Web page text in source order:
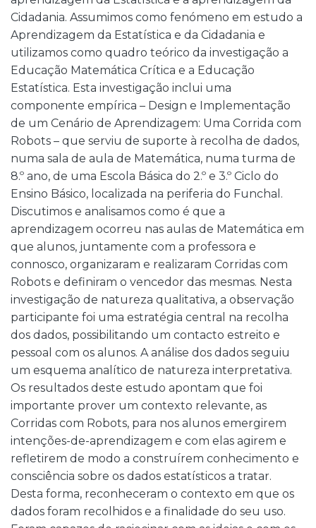
Cidadania. Assumimos como fenómeno em estudo a
Aprendizagem da Estatística e da Cidadania e
utilizamos como quadro teórico da investigação a
Educação Matemática Crítica e a Educação
Estatística. Esta investigação inclui uma
componente empírica – Design e Implementação
de um Cenário de Aprendizagem: Uma Corrida com
Robots – que serviu de suporte à recolha de dados,
numa sala de aula de Matemática, numa turma de
8.º ano, de uma Escola Básica do 2.º e 3.º Ciclo do
Ensino Básico, localizada na periferia do Funchal.
Discutimos e analisamos como é que a
aprendizagem ocorreu nas aulas de Matemática em
que alunos, juntamente com a professora e
connosco, organizaram e realizaram Corridas com
Robots e definiram o vencedor das mesmas. Nesta
investigação de natureza qualitativa, a observação
participante foi uma estratégia central na recolha
dos dados, possibilitando um contacto estreito e
pessoal com os alunos. A análise dos dados seguiu
um esquema analítico de natureza interpretativa.
Os resultados deste estudo apontam que foi
importante prover um contexto relevante, as
Corridas com Robots, para nos alunos emergirem
intenções-de-aprendizagem e com elas agirem e
refletirem de modo a construírem conhecimento e
consciência sobre os dados estatísticos a tratar.
Desta forma, reconheceram o contexto em que os
dados foram recolhidos e a finalidade do seu uso.